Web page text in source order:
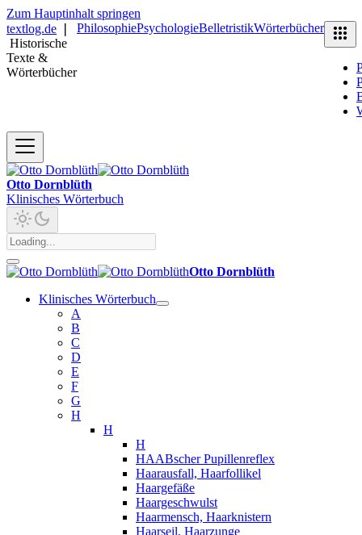
Zum Hauptinhalt springen
textlog.de
Historische
Texte &
Wörterbücher
PhilosophiePsychologieBelletristikWörterbücher
Otto Dornblüth
Klinisches Wörterbuch
Otto Dornblüth
Klinisches Wörterbuch
A
B
C
D
E
F
G
H
H
H
HAABscher Pupillenreflex
Haarausfall, Haarfollikel
Haargefäße
Haargeschwulst
Haarmensch, Haarknistern
Haarseil, Haarzunge